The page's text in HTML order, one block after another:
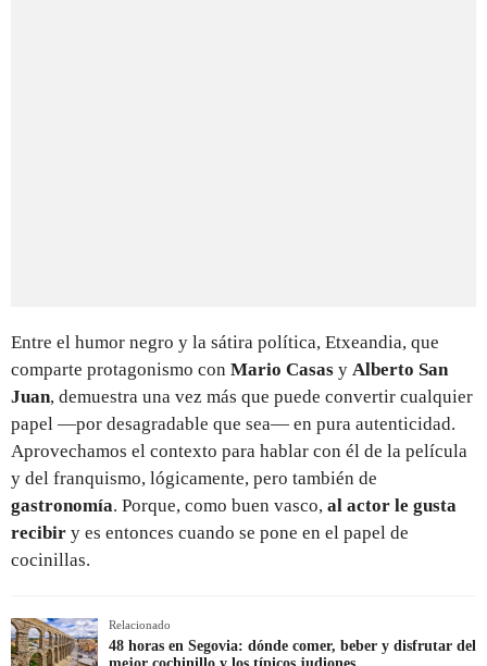
Entre el humor negro y la sátira política, Etxeandia, que
comparte protagonismo con Mario Casas y Alberto San
Juan, demuestra una vez más que puede convertir cualquier
papel —por desagradable que sea— en pura autenticidad.
Aprovechamos el contexto para hablar con él de la película
y del franquismo, lógicamente, pero también de
gastronomía. Porque, como buen vasco, al actor le gusta
recibir y es entonces cuando se pone en el papel de
cocinillas.
Relacionado
48 horas en Segovia: dónde comer, beber y disfrutar del